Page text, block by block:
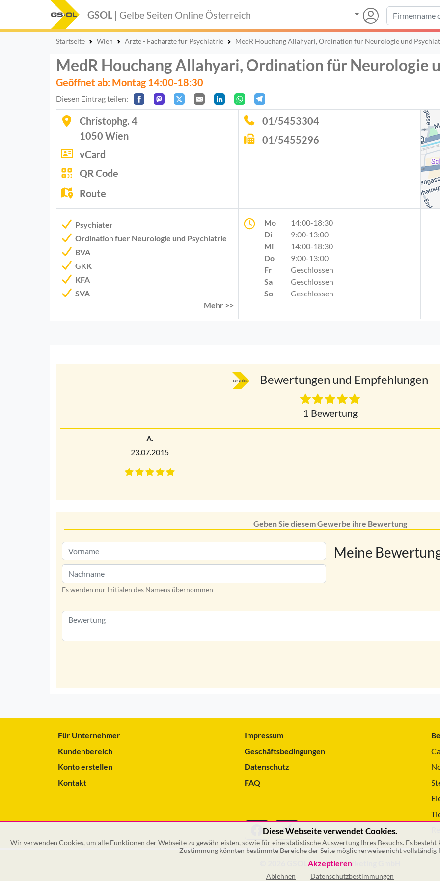
GSOL | Gelbe Seiten Online Österreich
Startseite Wien Ärzte - Fachärzte für Psychiatrie MedR Houchang Allahyari, Ordination für Neurologie und
MedR Houchang Allahyari, Ordination für Neurologie
Geöffnet ab: Montag 14:00-18:30
Diesen Eintrag teilen:
Christophg. 4
1050 Wien
vCard
QR Code
Route
01/5453304
01/5455296
Psychiater
Ordination fuer Neurologie und Psychiatrie
BVA
GKK
KFA
SVA
Mehr >>
Mo
14:00-18:30
Di
9:00-13:00
Mi
14:00-18:30
Do
9:00-13:00
Fr
Geschlossen
Sa
Geschlossen
So
Geschlossen
Bewertungen und Empfehlungen
1 Bewertung
A.
23.07.2015
Geben Sie diesem Gewerbe ihre Bewertung
Es werden nur Initialen des Namens übernommen
Meine
Für Unternehmer
Kundenbereich
Konto erstellen
Kontakt
Impressum
Geschäftsbedingungen
Datenschutz
FAQ
© 2026 GSOL – Online Marketing GmbH
Diese Webseite verwendet Cookies.
Wir verwenden Cookies, um alle Funktionen der Webseite zu gewährleisten, sowie für eine statistische Auswertung Ihres Besuchs. Es
Zustimmung könnten bestimmte Bereiche der Seite möglicherweise nicht vollständig
Akzeptieren
Ablehnen Datenschutzbestimmungen